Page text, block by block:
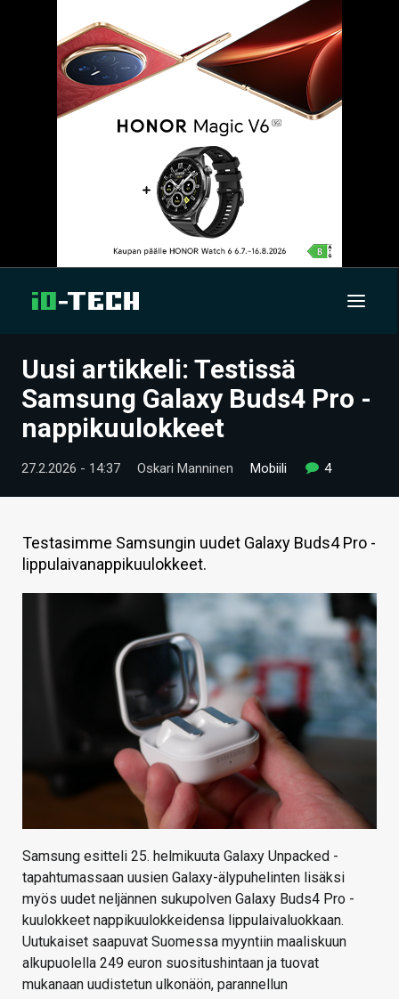
UUTISET
ARTIKKELIT
VIDEOT
TECHBBS
TIETOA
HINTA.FI
Uusi artikkeli: Testissä
Samsung Galaxy Buds4 Pro -
nappikuulokkeet
27.2.2026 - 14:37 Oskari Manninen Mobiili 4
Testasimme Samsungin uudet Galaxy Buds4 Pro -
lippulaivanappikuulokkeet.
Samsung esitteli 25. helmikuuta Galaxy Unpacked -
tapahtumassaan uusien Galaxy-älypuhelinten lisäksi
myös uudet neljännen sukupolven Galaxy Buds4 Pro -
kuulokkeet nappikuulokkeidensa lippulaivaluokkaan.
Uutukaiset saapuvat Suomessa myyntiin maaliskuun
alkupuolella 249 euron suositushintaan ja tuovat
mukanaan uudistetun ulkonäön, parannellun